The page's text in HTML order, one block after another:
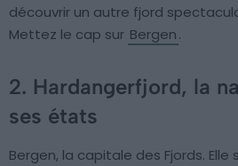
découvrir un autre fjord
Mettez le cap sur Bergen.
2. Hardangerfjord, la
ses états
Bergen, la capitale des Fjords.